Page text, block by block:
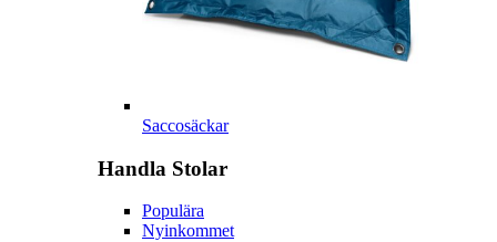
Saccosäckar
Handla Stolar
Populära
Nyinkommet